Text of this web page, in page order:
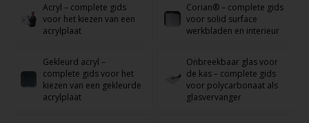
Acryl – complete gids
voor het kiezen van een
acrylplaat
Corian® – complete gids
voor solid surface
werkbladen en interieur
Gekleurd acryl –
complete gids voor het
kiezen van een gekleurde
acrylplaat
Onbreekbaar glas voor
de kas – complete gids
voor polycarbonaat als
glasvervanger